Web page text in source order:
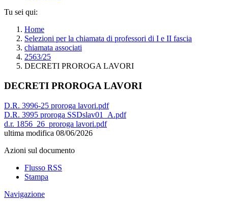
Tu sei qui:
Home
Selezioni per la chiamata di professori di I e II fascia
chiamata associati
2563/25
DECRETI PROROGA LAVORI
DECRETI PROROGA LAVORI
D.R. 3996-25 proroga lavori.pdf
D.R. 3995 proroga SSDslav01_A.pdf
d.r. 1856_26_proroga lavori.pdf
ultima modifica 08/06/2026
Azioni sul documento
Flusso RSS
Stampa
Navigazione